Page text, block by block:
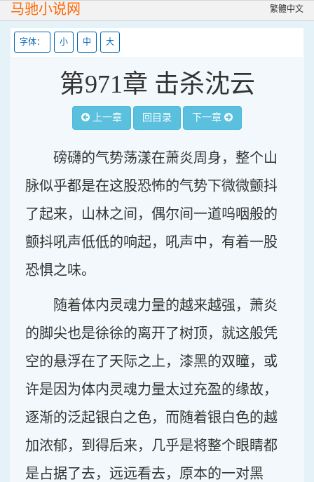
马驰小说网 繁體中文
字体： 小 中 大
第971章 击杀沈云
上一章 回目录 下一章
磅礴的气势荡漾在萧炎周身，整个山
脉似乎都是在这股恐怖的气势下微微颤抖
了起来，山林之间，偶尔间一道呜咽般的
颤抖吼声低低的响起，吼声中，有着一股
恐惧之味。
随着体内灵魂力量的越来越强，萧炎
的脚尖也是徐徐的离开了树顶，就这般凭
空的悬浮在了天际之上，漆黑的双瞳，或
许是因为体内灵魂力量太过充盈的缘故，
逐渐的泛起银白之色，而随着银白色的越
加浓郁，到得后来，几乎是将整个眼睛都
是占据了去，远远看去，原本的一对黑